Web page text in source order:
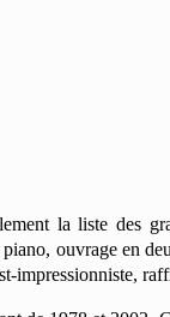
la liste des
ouvrage en
impressionniste,